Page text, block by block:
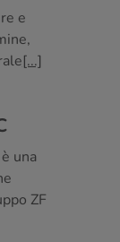
e
[...]
una
ZF